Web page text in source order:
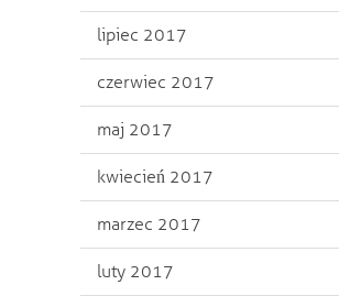
lipiec 2017
czerwiec 2017
maj 2017
kwiecień 2017
marzec 2017
luty 2017